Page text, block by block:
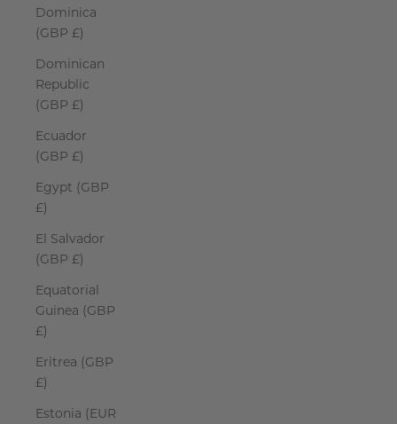
Dominica
(GBP £)
Dominican
Republic
(GBP £)
Ecuador
(GBP £)
Egypt (GBP
£)
El Salvador
(GBP £)
Equatorial
Guinea (GBP
£)
Eritrea (GBP
£)
Estonia (EUR